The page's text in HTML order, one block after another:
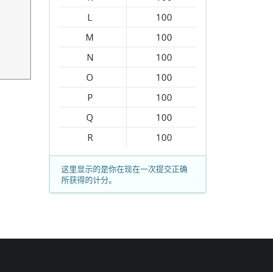
L
100
M
100
N
100
O
100
P
100
Q
100
R
100
这里显示的是你在现在一次提交正确
所获得的计分。